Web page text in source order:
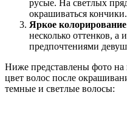
русые. На светлых
окрашиваться кончики.
Яркое колорирование
несколько оттенков, а
предпочтениями
Ниже представлены фото на
цвет волос после
темные и светлые волосы: